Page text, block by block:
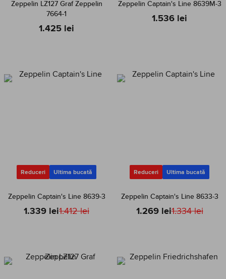
Zeppelin LZ127 Graf Zeppelin
7664-1
1.425 lei
Zeppelin Captain's Line 8639M-3
1.536 lei
Reduceri Ultima bucată
Zeppelin Captain's Line 8639-3
1.339 lei1.412 lei
Reduceri Ultima bucată
Zeppelin Captain's Line 8633-3
1.269 lei1.334 lei